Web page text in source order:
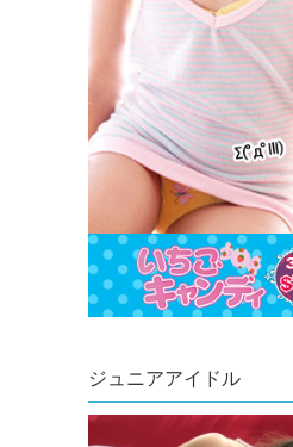
ジュニアアイドル